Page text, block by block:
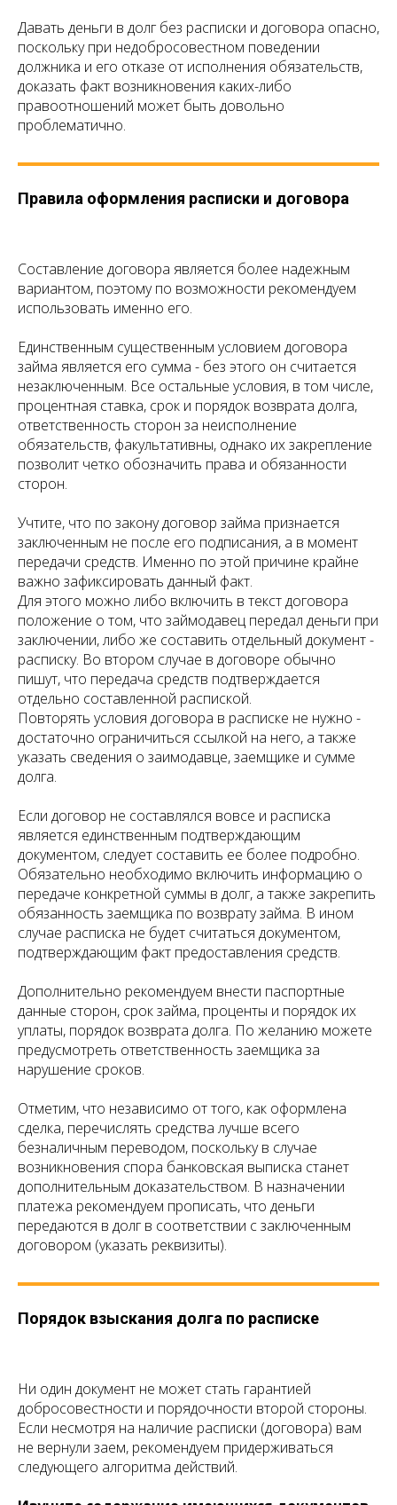
Давать деньги в долг без расписки и договора опасно,
поскольку при недобросовестном поведении
должника и его отказе от исполнения обязательств,
доказать факт возникновения каких-либо
правоотношений может быть довольно
проблематично.
Правила оформления расписки и договора
Составление договора является более надежным
вариантом, поэтому по возможности рекомендуем
использовать именно его.
Единственным существенным условием договора
займа является его сумма - без этого он считается
незаключенным. Все остальные условия, в том числе,
процентная ставка, срок и порядок возврата долга,
ответственность сторон за неисполнение
обязательств, факультативны, однако их закрепление
позволит четко обозначить права и обязанности
сторон.
Учтите, что по закону договор займа признается
заключенным не после его подписания, а в момент
передачи средств. Именно по этой причине крайне
важно зафиксировать данный факт.
Для этого можно либо включить в текст договора
положение о том, что займодавец передал деньги при
заключении, либо же составить отдельный документ -
расписку. Во втором случае в договоре обычно
пишут, что передача средств подтверждается
отдельно составленной распиской.
Повторять условия договора в расписке не нужно -
достаточно ограничиться ссылкой на него, а также
указать сведения о заимодавце, заемщике и сумме
долга.
Если договор не составлялся вовсе и расписка
является единственным подтверждающим
документом, следует составить ее более подробно.
Обязательно необходимо включить информацию о
передаче конкретной суммы в долг, а также закрепить
обязанность заемщика по возврату займа. В ином
случае расписка не будет считаться документом,
подтверждающим факт предоставления средств.
Дополнительно рекомендуем внести паспортные
данные сторон, срок займа, проценты и порядок их
уплаты, порядок возврата долга. По желанию можете
предусмотреть ответственность заемщика за
нарушение сроков.
Отметим, что независимо от того, как оформлена
сделка, перечислять средства лучше всего
безналичным переводом, поскольку в случае
возникновения спора банковская выписка станет
дополнительным доказательством. В назначении
платежа рекомендуем прописать, что деньги
передаются в долг в соответствии с заключенным
договором (указать реквизиты).
Порядок взыскания долга по расписке
Ни один документ не может стать гарантией
добросовестности и порядочности второй стороны.
Если несмотря на наличие расписки (договора) вам
не вернули заем, рекомендуем придерживаться
следующего алгоритма действий.